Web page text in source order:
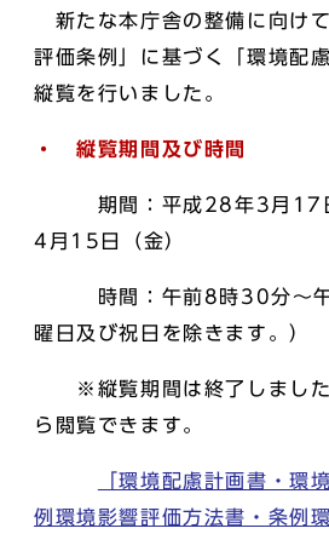
新たな本庁舎の整備に向け
評価条例」に基づく「環境配
縦覧を行いました。
・ 縦覧期間及び時間
期間：平成28年3月17日
4月15日（金）
時間：午前8時30分～午
曜日及び祝日を除きます。）
※縦覧期間は終了しました
ら閲覧できます。
「環境配慮計画書・環
例環境影響評価方法書・条例